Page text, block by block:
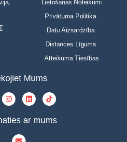
Lietošanas Noteikumi
Privātuma Politika
Datu Aizsardzība
Distances Līgums
Atteikuma Tiesības
Mums
ar mums